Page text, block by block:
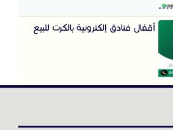
أقفال فنادق إلكترونية بالكرت للبيع